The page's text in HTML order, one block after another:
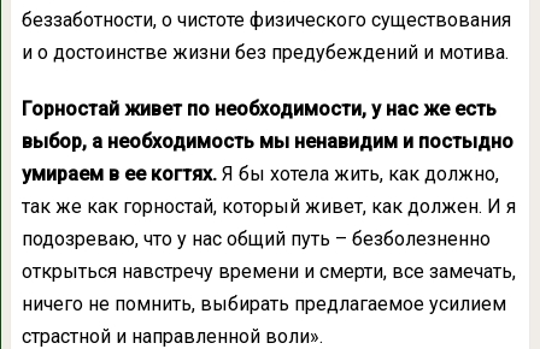
беззаботности, о чистоте физического существования
и о достоинстве жизни без предубеждений и мотива.
Горностай живет по необходимости, у нас же есть
выбор, а необходимость мы ненавидим и постыдно
умираем в ее когтях.Я бы хотела жить, как должно,
так же как горностай, который живет, как должен. И я
подозреваю, что у нас общий путь – безболезненно
открыться навстречу времени и смерти, все замечать,
ничего не помнить, выбирать предлагаемое усилием
страстной и направленной воли».